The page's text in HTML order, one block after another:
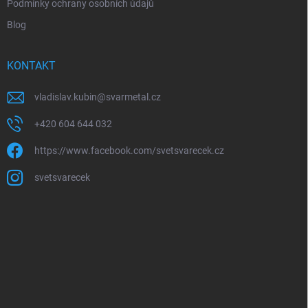
Podmínky ochrany osobních údajů
Blog
KONTAKT
vladislav.kubin@svarmetal.cz
+420 604 644 032
https://www.facebook.com/svetsvarecek.cz
svetsvarecek